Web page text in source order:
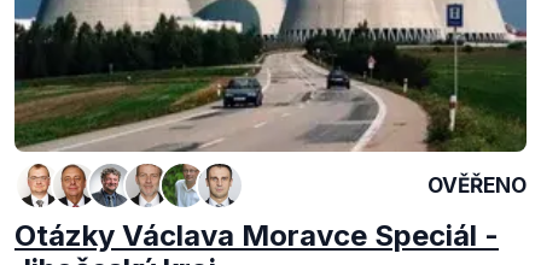
OVĚŘENO
Otázky Václava Moravce Speciál -